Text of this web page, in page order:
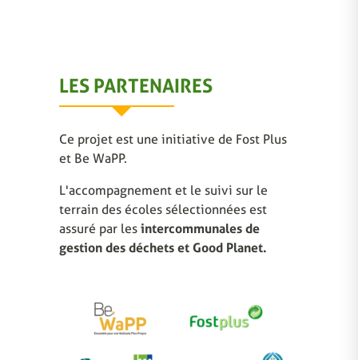
LES PARTENAIRES
Ce projet est une initiative de Fost Plus
et Be WaPP.
L'accompagnement et le suivi sur le
terrain des écoles sélectionnées est
assuré par les intercommunales de
gestion des déchets et Good Planet.